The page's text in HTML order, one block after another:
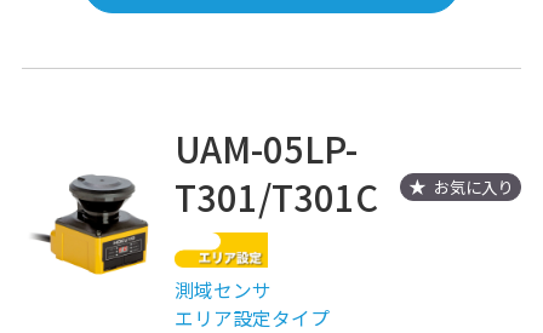
お気に入り
UAM-05LP-
T301/T301C
測域センサ
エリア設定タイプ